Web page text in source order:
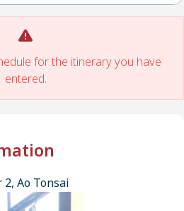
for the itinerary you have
entered.
Ao Tonsai